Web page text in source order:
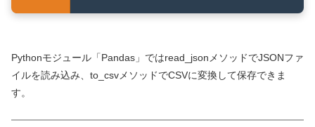
Pythonモジュール「Pandas」ではread_jsonメソッドでJSONファ
イルを読み込み、to_csvメソッドでCSVに変換して保存できま
す。